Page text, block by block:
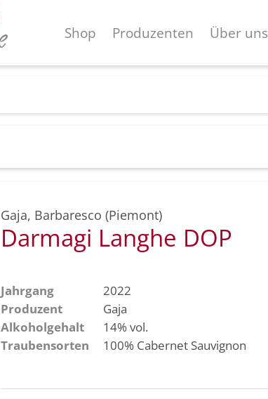
Shop Produzenten Über uns
Gaja, Barbaresco (Piemont)
Darmagi Langhe DOP
Jahrgang
2022
Produzent
Gaja
Alkoholgehalt
14% vol.
Traubensorten
100% Cabernet Sauvignon